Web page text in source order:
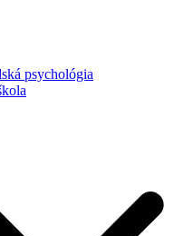
psychológia